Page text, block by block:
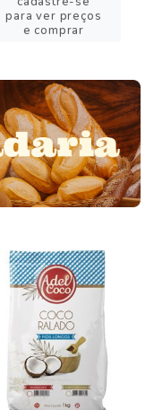
para ver preços
e comprar